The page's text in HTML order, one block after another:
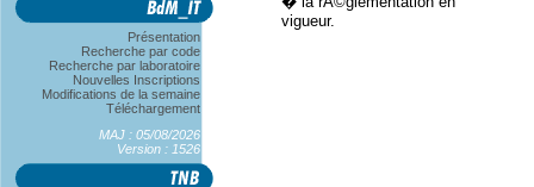
Présentation
Recherche par code
Recherche par laboratoire
Nouvelles Inscriptions
Modifications de la semaine
Téléchargement
MAJ : 05/08/2026
Version : 1526
vigueur.